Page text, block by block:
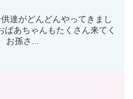
達がどんどんやってきまし
あちゃんもたくさん来てく
お孫さ...